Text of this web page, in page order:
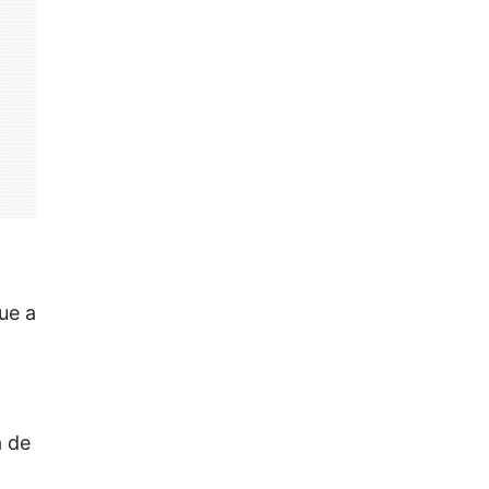
a
de